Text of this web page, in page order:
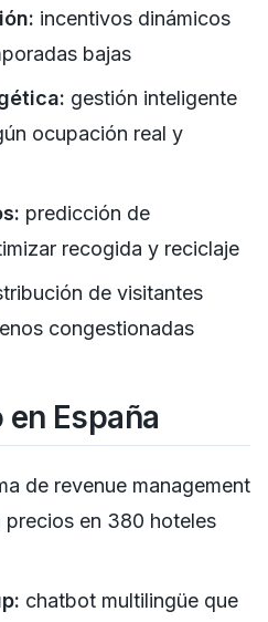
incentivos dinámicos
bajas
gestión inteligente
ocupación real y
predicción de
recogida y reciclaje
de visitantes
congestionadas
España
de revenue management
en 380 hoteles
chatbot multilingüe que